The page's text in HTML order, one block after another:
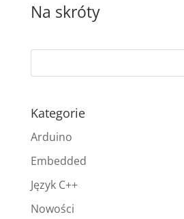
Na skróty
Kategorie
Arduino
Embedded
Język C++
Nowości